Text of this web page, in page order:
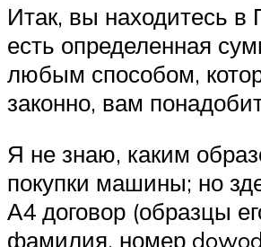
Итак, вы находитесь в
есть определенная
любым способом,
законно, вам
Я не знаю, каким
покупки машины; но
А4 договор (образцы
фамилия, номер